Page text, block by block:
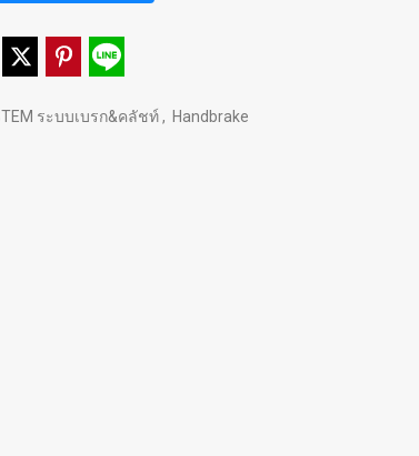
ระบบเบรก&คลัชท์, Handbrake